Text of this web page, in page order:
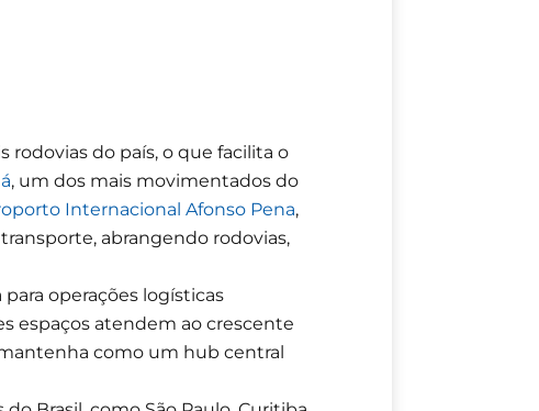
do país, o que facilita o
, um dos mais movimentados do
Internacional Afonso Pena,
abrangendo rodovias,
operações logísticas
espaços atendem ao crescente
como um hub central